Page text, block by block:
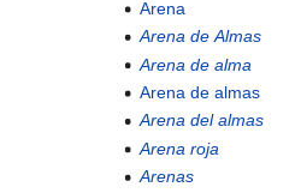
Arena
Arena de Almas
Arena de alma
Arena de almas
Arena del almas
Arena roja
Arenas